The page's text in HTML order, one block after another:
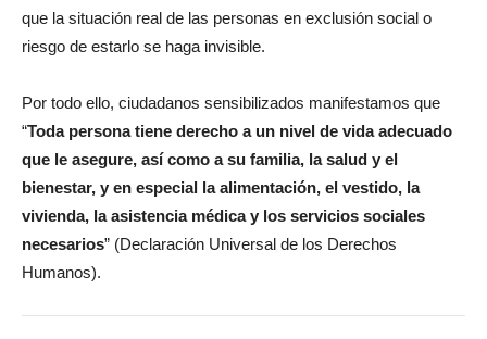
que la situación real de las personas en exclusión social o
riesgo de estarlo se haga invisible.
Por todo ello, ciudadanos sensibilizados manifestamos que
“Toda persona tiene derecho a un nivel de vida adecuado
que le asegure, así como a su familia, la salud y el
bienestar, y en especial la alimentación, el vestido, la
vivienda, la asistencia médica y los servicios sociales
necesarios” (Declaración Universal de los Derechos
Humanos).